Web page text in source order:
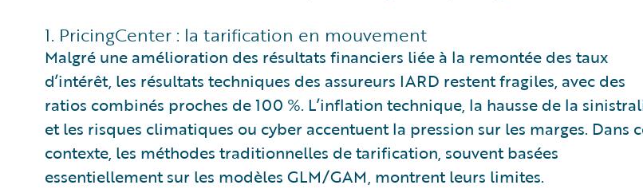
1. PricingCenter : la tarification en mouvement
Malgré une amélioration des résultats financiers liée à la remontée des taux
d’intérêt, les résultats techniques des assureurs IARD restent fragiles, avec des
ratios combinés proches de 100 %. L’inflation technique, la hausse de la
et les risques climatiques ou cyber accentuent la pression sur les marges. Dans
contexte, les méthodes traditionnelles de tarification, souvent basées
essentiellement sur les modèles GLM/GAM, montrent leurs limites.